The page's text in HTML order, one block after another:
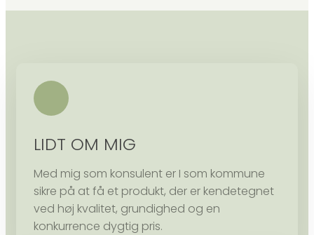
LIDT OM MIG
Med mig som konsulent er I som kommune
sikre på at få et produkt, der er kendetegnet
ved høj kvalitet, grundighed og en
konkurrence dygtig pris.